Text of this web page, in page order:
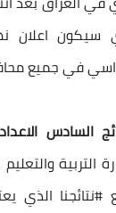
سيكون
في جميع
التربية
#نتائجنا الذي